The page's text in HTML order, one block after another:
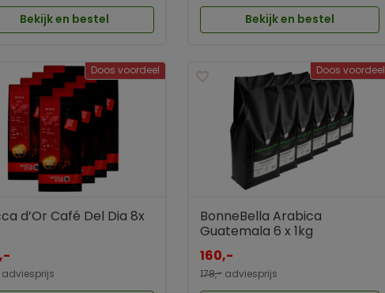
Bekijk en bestel Bekijk en bestel
Doos voordeel
d’Or Café Del Dia 8x
adviesprijs
Doos voordeel
BonneBella Arabica
Guatemala 6 x 1kg
160,-
178,-adviesprijs